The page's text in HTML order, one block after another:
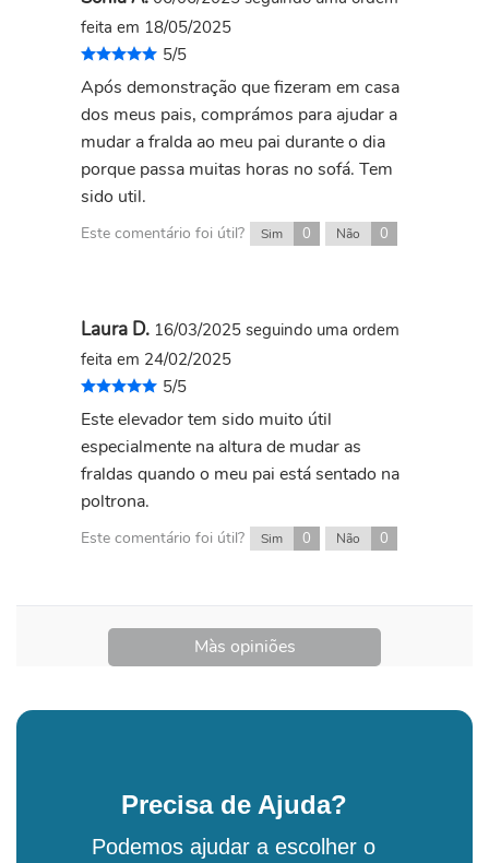
feita em 18/05/2025
5/5
Após demonstração que fizeram em casa
dos meus pais, comprámos para ajudar a
mudar a fralda ao meu pai durante o dia
porque passa muitas horas no sofá. Tem
sido util.
Este comentário foi útil? Sim 0 Não 0
Laura D. 16/03/2025 seguindo uma ordem
feita em 24/02/2025
5/5
Este elevador tem sido muito útil
especialmente na altura de mudar as
fraldas quando o meu pai está sentado na
poltrona.
Este comentário foi útil? Sim 0 Não 0
Màs opiniões
Precisa de Ajuda?
Podemos ajudar a escolher o